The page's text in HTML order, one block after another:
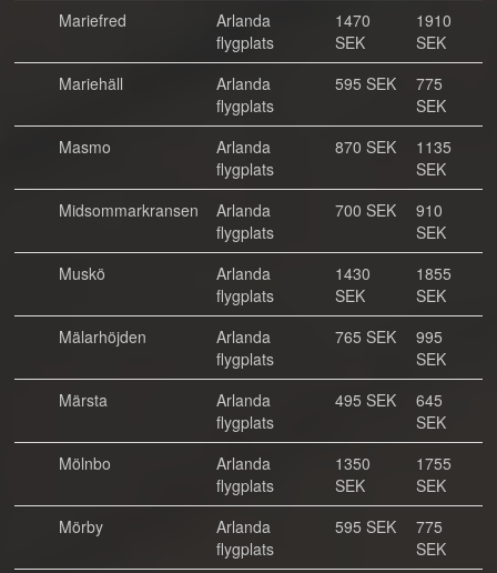
Mariefred
Arlanda
flygplats
1470
SEK
1910
SEK
Mariehäll
Arlanda
flygplats
595 SEK
775
SEK
Masmo
Arlanda
flygplats
870 SEK
1135
SEK
Midsommarkransen
Arlanda
flygplats
700 SEK
910
SEK
Muskö
Arlanda
flygplats
1430
SEK
1855
SEK
Mälarhöjden
Arlanda
flygplats
765 SEK
995
SEK
Märsta
Arlanda
flygplats
495 SEK
645
SEK
Mölnbo
Arlanda
flygplats
1350
SEK
1755
SEK
Mörby
Arlanda
flygplats
595 SEK
775
SEK